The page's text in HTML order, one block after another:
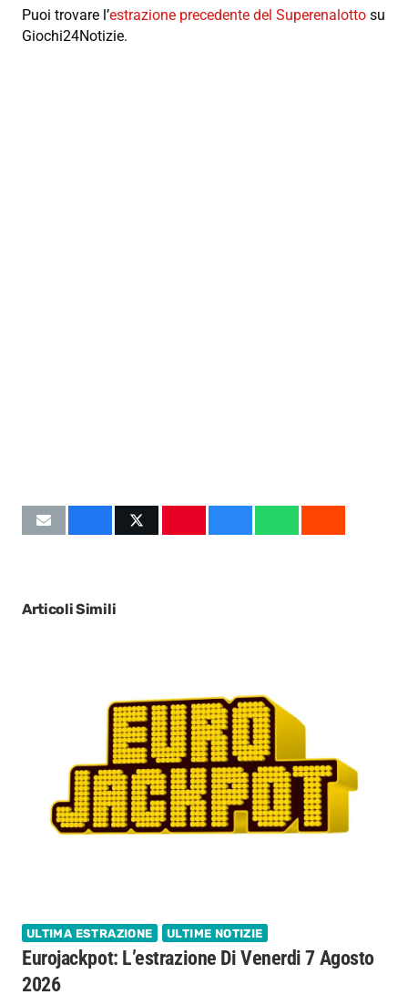
Puoi trovare l’estrazione precedente del Superenalotto su
Giochi24Notizie.
Articoli Simili
ULTIMA ESTRAZIONE ULTIME NOTIZIE
Eurojackpot: L’estrazione Di Venerdi 7 Agosto
2026